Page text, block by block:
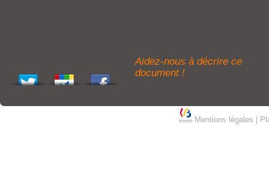
Aidez-nous à décrire ce
document !
Mentions légales